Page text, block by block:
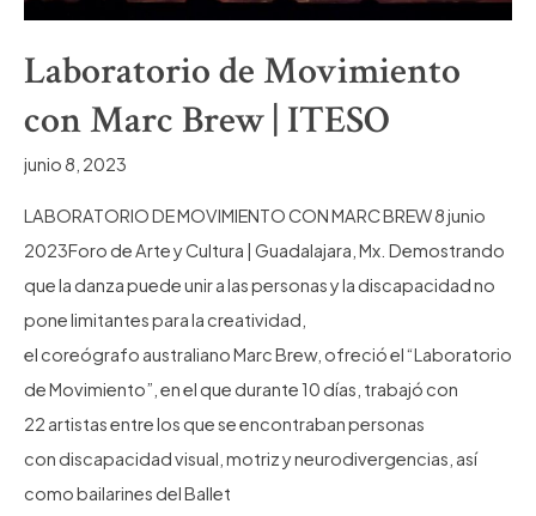
Laboratorio de Movimiento
con Marc Brew | ITESO
junio 8, 2023
LABORATORIO DE MOVIMIENTO CON MARC BREW 8 junio
2023Foro de Arte y Cultura | Guadalajara, Mx. Demostrando
que la danza puede unir a las personas y la discapacidad no
pone limitantes para la creatividad,
el coreógrafo australiano Marc Brew, ofreció el “Laboratorio
de Movimiento”, en el que durante 10 días, trabajó con
22 artistas entre los que se encontraban personas
con discapacidad visual, motriz y neurodivergencias, así
como bailarines del Ballet